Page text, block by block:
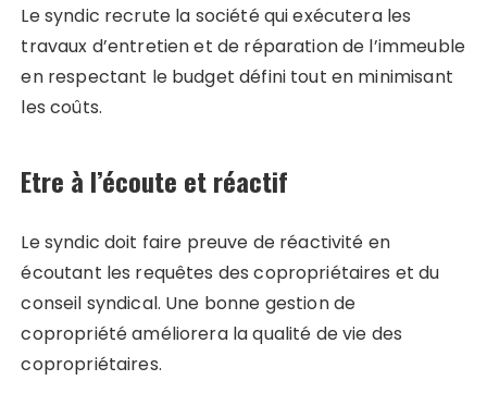
Le syndic recrute la société qui exécutera les
travaux d’entretien et de réparation de l’immeuble
en respectant le budget défini tout en minimisant
les coûts.
Etre à l’écoute et réactif
Le syndic doit faire preuve de réactivité en
écoutant les requêtes des copropriétaires et du
conseil syndical. Une bonne gestion de
copropriété améliorera la qualité de vie des
copropriétaires.